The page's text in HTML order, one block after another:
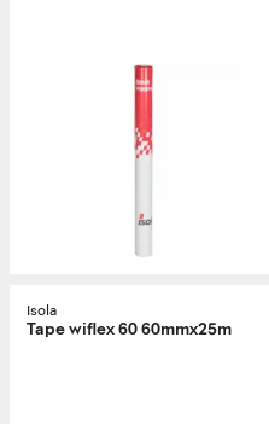
Isola
Tape wiflex 60 60mmx25m